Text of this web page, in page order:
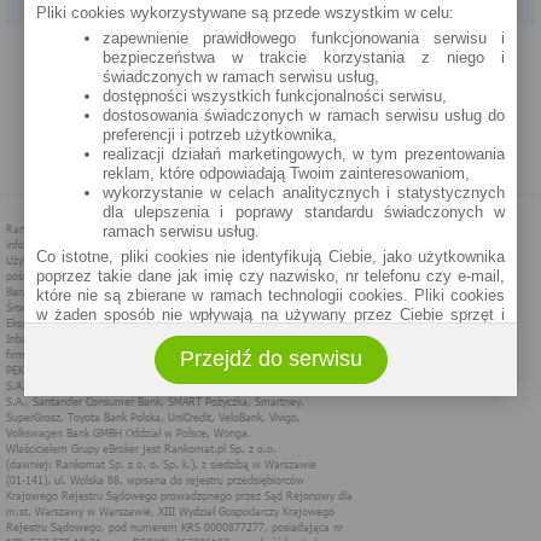
PROGRAM PARTNERSKI O NAS REKLAMA REGULAMIN
POLITYKA PRYWATNOŚCI POLITYKA COOKIES ZASADY PLASOWANIA
Pliki cookies wykorzystywane są przede wszystkim w celu:
zapewnienie prawidłowego funkcjonowania serwisu i
bezpieczeństwa w trakcie korzystania z niego i
świadczonych w ramach serwisu usług,
dostępności wszystkich funkcjonalności serwisu,
dostosowania świadczonych w ramach serwisu usług do
preferencji i potrzeb użytkownika,
realizacji działań marketingowych, w tym prezentowania
reklam, które odpowiadają Twoim zainteresowaniom,
wykorzystanie w celach analitycznych i statystycznych
dla ulepszenia i poprawy standardu świadczonych w
ramach serwisu usług.
Co istotne, pliki cookies nie identyfikują Ciebie, jako użytkownika
poprzez takie dane jak imię czy nazwisko, nr telefonu czy e-mail,
które nie są zbierane w ramach technologii cookies. Pliki cookies
w żaden sposób nie wpływają na używany przez Ciebie sprzęt i
Zakres wykorzystywania plików cookies możliwy jest do
określenia w ustawieniach przeglądarki każdego użytkownika. Bez
wprowadzenia zmian ustawień, informacje w plikach cookies mogą
być zapisywane w pamięci Twojego urządzenia.
Administratorem danych pozyskiwanych w technologii cookies jest
spółka Rankomat.pl Sp. z o.o. (dawniej: Rankomat Sp. z o. o. Sp.
k.) z siedzibą w Warszawie, ul. Wolska 88, 01 - 141 Warszawa.
Możesz jako użytkownik w każdym czasie skontaktować się z
administratorem pod adresem bok@ebroker.pl, jak również wyrazić
Przejdź do serwisu